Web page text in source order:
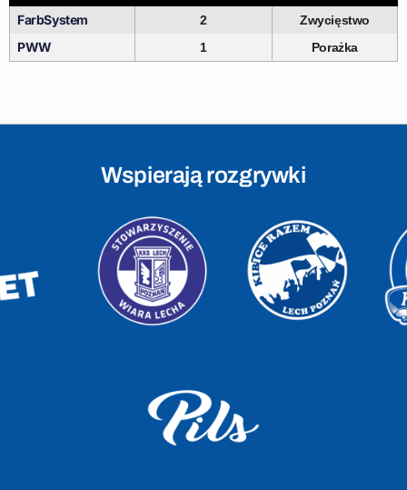
FarbSystem 2 Zwycięstwo
PWW 1 Porażka
Wspierają rozgrywki